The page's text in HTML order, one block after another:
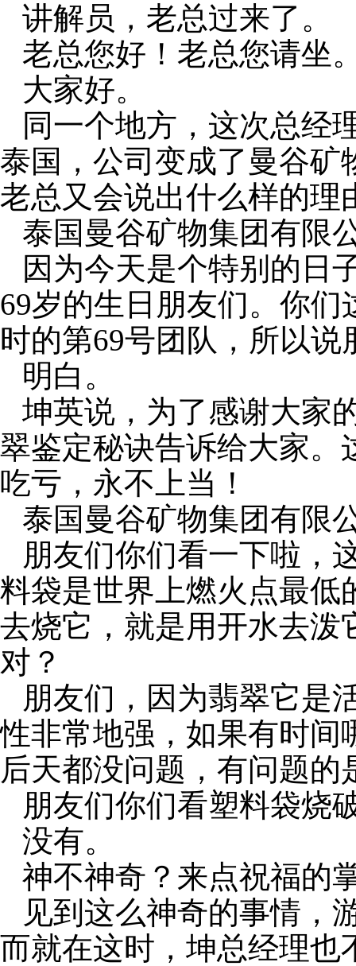
讲解员，老总过来了。
老总您好！老总您请坐
大家好。
同一个地方，这次总经
泰国，公司变成了曼谷矿
老总又会说出什么样的理
泰国曼谷矿物集团有限
因为今天是个特别的日
69岁的生日朋友们。你们
时的第69号团队，所以说
明白。
坤英说，为了感谢大家
翠鉴定秘诀告诉给大家。
吃亏，永不上当！
泰国曼谷矿物集团有限
朋友们你们看一下啦，
料袋是世界上燃火点最低
去烧它，就是用开水去泼
对？
朋友们，因为翡翠它是
性非常地强，如果有时间
后天都没问题，有问题
朋友们你们看塑料袋烧
没有。
神不神奇？来点祝福的
见到这么神奇的事情，
而就在这时，坤总经理也